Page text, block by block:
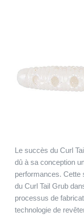
Le succès du Curl
dû à sa conception
performances. Cette
du Curl Tail Grub
processus de
technologie de